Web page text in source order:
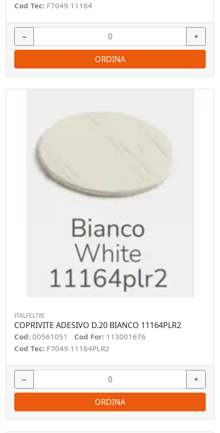
Cod Tec: F7049.11164
− +
ORDINA
ITALFELTRI
COPRIVITE ADESIVO D.20 BIANCO 11164PLR2
Cod: 00561051 Cod For: 113001676
Cod Tec: F7049.11164PLR2
− +
ORDINA